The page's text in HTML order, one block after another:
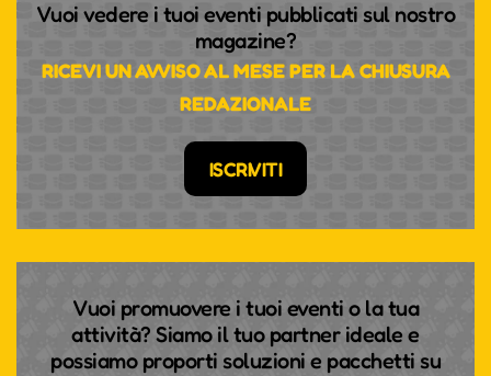
Vuoi vedere i tuoi eventi pubblicati sul nostro
magazine?
RICEVI UN AVVISO AL MESE PER LA CHIUSURA
REDAZIONALE
ISCRIVITI
Vuoi promuovere i tuoi eventi o la tua
attività? Siamo il tuo partner ideale e
possiamo proporti soluzioni e pacchetti su